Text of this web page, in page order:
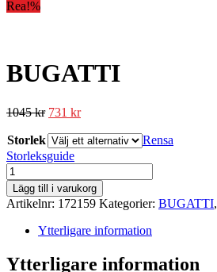
Rea!%
BUGATTI
1045kr 731 kr
Storlek
Rensa
Storleksguide
BUGATTI
mängd
Lägg till i varukorg
Artikelnr: 172159 Kategorier: BUGATTI,
Ytterligare information
Ytterligare information